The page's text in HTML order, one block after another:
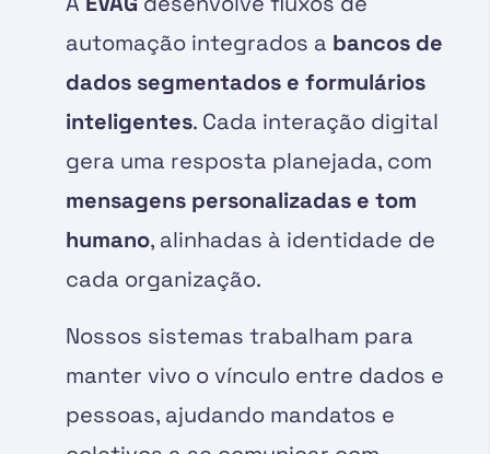
automação integrados a bancos de
dados segmentados e formulários
inteligentes. Cada interação digital
gera uma resposta planejada, com
mensagens personalizadas e tom
humano, alinhadas à identidade de
cada organização.
Nossos sistemas trabalham para
manter vivo o vínculo entre dados e
pessoas, ajudando mandatos e